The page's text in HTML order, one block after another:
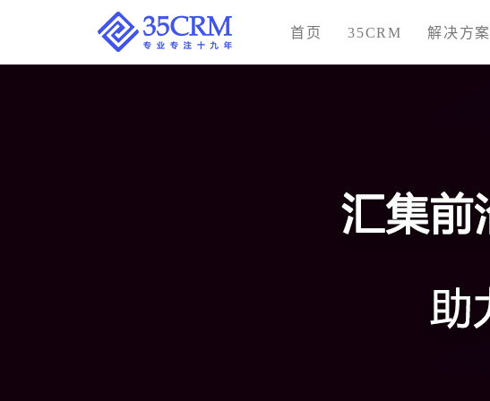
首页 35CRM 解决方案